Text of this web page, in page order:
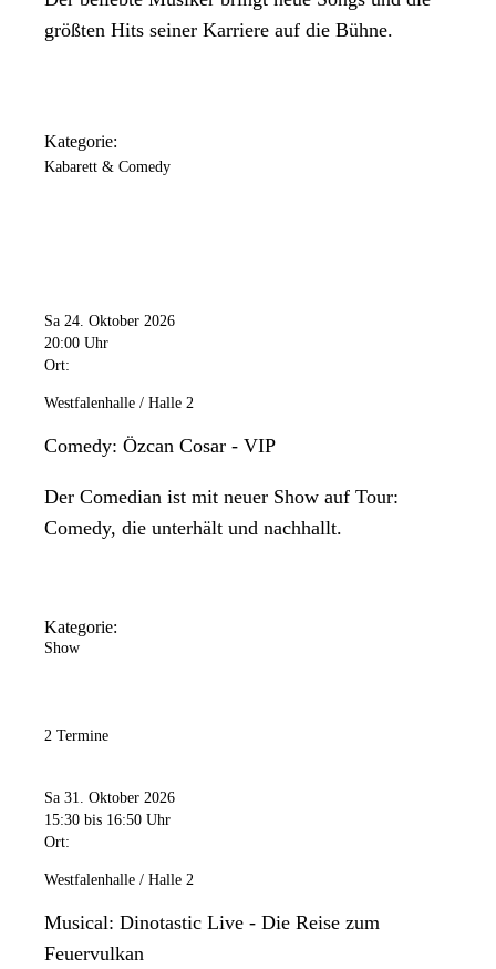
größten Hits seiner Karriere auf die Bühne.
Kategorie:
Kabarett & Comedy
Sa 24. Oktober 2026
20:00 Uhr
Ort:
Westfalenhalle / Halle 2
Comedy: Özcan Cosar - VIP
Der Comedian ist mit neuer Show auf Tour:
Comedy, die unterhält und nachhallt.
Kategorie:
Show
2 Termine
Sa 31. Oktober 2026
15:30 bis 16:50 Uhr
Ort:
Westfalenhalle / Halle 2
Musical: Dinotastic Live - Die Reise zum
Feuervulkan